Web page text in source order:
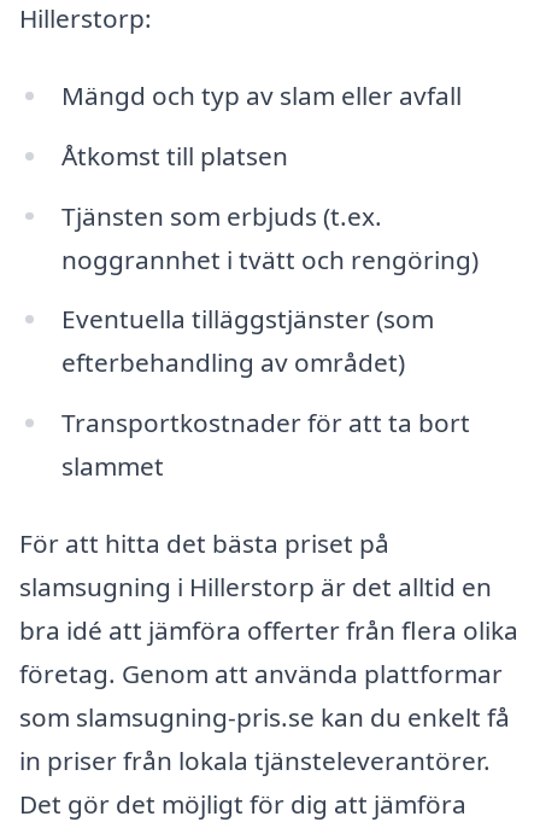
Hillerstorp:
Mängd och typ av slam eller avfall
Åtkomst till platsen
Tjänsten som erbjuds (t.ex.
noggrannhet i tvätt och rengöring)
Eventuella tilläggstjänster (som
efterbehandling av området)
Transportkostnader för att ta bort
slammet
För att hitta det bästa priset på
slamsugning i Hillerstorp är det alltid en
bra idé att jämföra offerter från flera olika
företag. Genom att använda plattformar
som slamsugning-pris.se kan du enkelt få
in priser från lokala tjänsteleverantörer.
Det gör det möjligt för dig att jämföra